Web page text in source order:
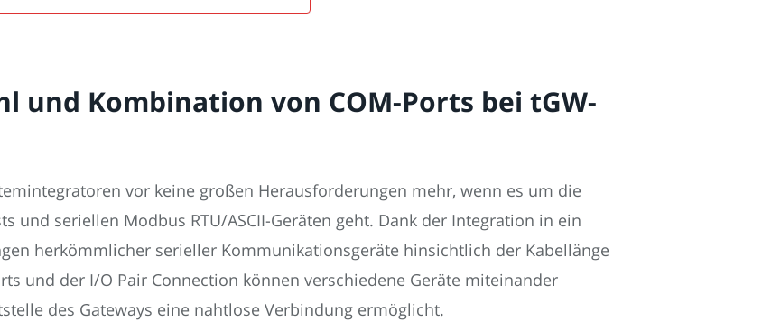
und Kombination von COM-Ports bei tGW-
vor keine großen Herausforderungen mehr, wenn es um die
und seriellen Modbus RTU/ASCII-Geräten geht. Dank der Integration in ein
herkömmlicher serieller Kommunikationsgeräte hinsichtlich der Kabellänge
und der I/O Pair Connection können verschiedene Geräte miteinander
des Gateways eine nahtlose Verbindung ermöglicht.